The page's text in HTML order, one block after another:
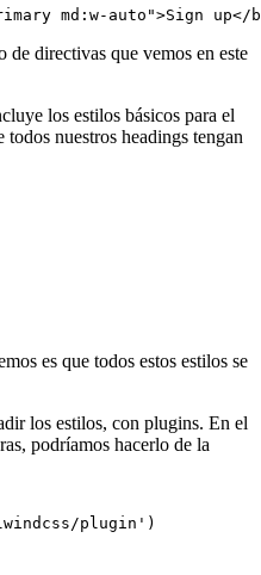
de directivas que vemos en este
los estilos básicos para el
nuestros headings tengan
es que todos estos estilos se
los estilos, con plugins. En el
podríamos hacerlo de la
plugin')